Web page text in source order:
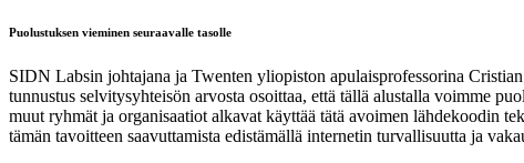
Puolustuksen vieminen seuraavalle tasolle
SIDN Labsin johtajana ja Twenten yliopiston apulaisprofessorina
tunnustus selvitysyhteisön arvosta osoittaa, että tällä alustalla voimme
muut ryhmät ja organisaatiot alkavat käyttää tätä avoimen lähdekoodin
tämän tavoitteen saavuttamista edistämällä internetin turvallisuutta ja